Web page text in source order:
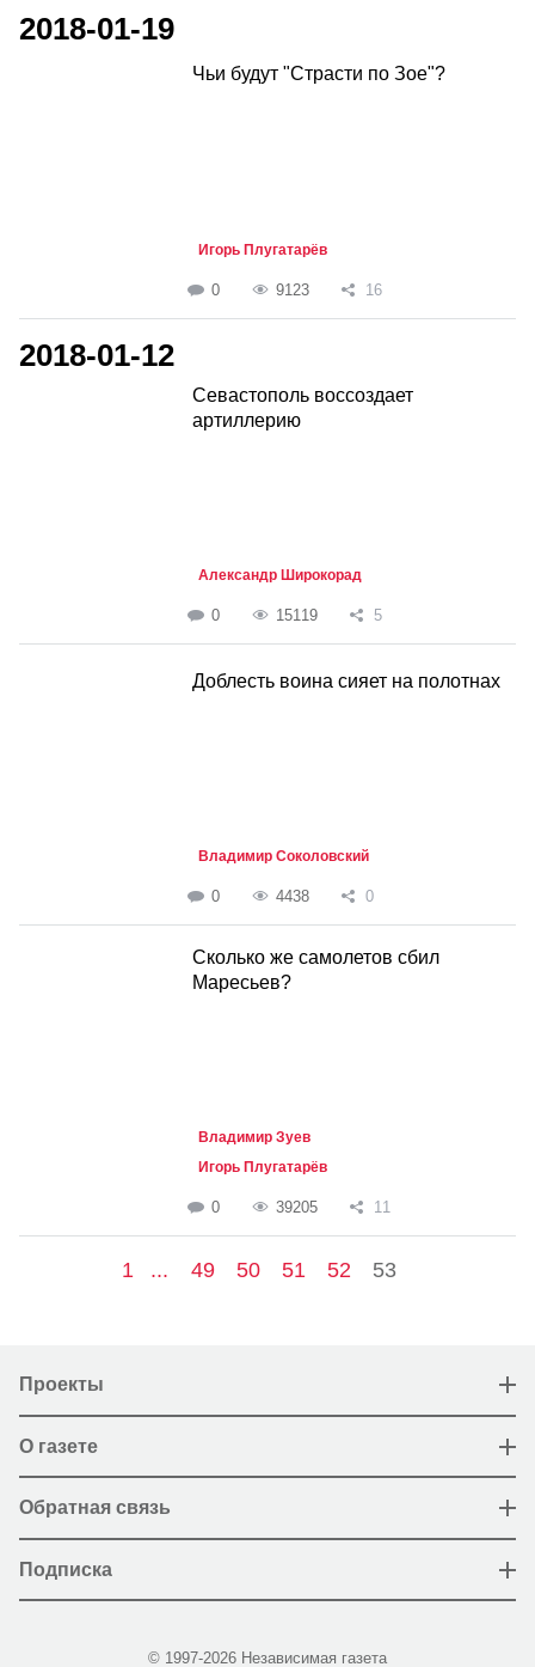
2018-01-19
Чьи будут "Страсти по Зое"?
Игорь Плугатарёв
0 9123 16
2018-01-12
Севастополь воссоздает
артиллерию
Александр Широкорад
0 15119 5
Доблесть воина сияет на полотнах
Владимир Соколовский
0 4438 0
Сколько же самолетов сбил
Маресьев?
Владимир Зуев
Игорь Плугатарёв
0 39205 11
1 ... 49 50 51 52 53
Проекты
О газете
Обратная связь
Подписка
© 1997-2026 Независимая газета